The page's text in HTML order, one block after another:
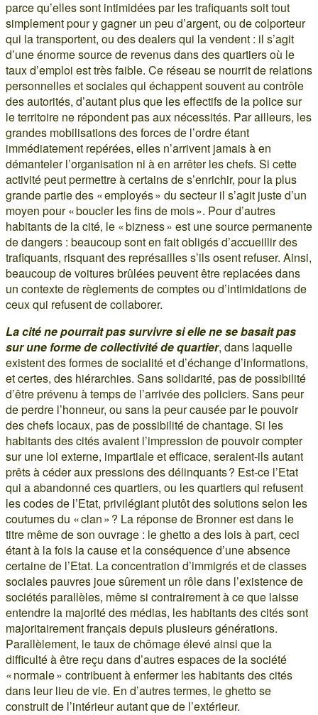
parce qu’elles sont intimidées par les trafiquants soit tout
simplement pour y gagner un peu d’argent, ou de colporteur
qui la transportent, ou des dealers qui la vendent : il s’agit
d’une énorme source de revenus dans des quartiers où le
taux d’emploi est très faible. Ce réseau se nourrit de relations
personnelles et sociales qui échappent souvent au contrôle
des autorités, d’autant plus que les effectifs de la police sur
le territoire ne répondent pas aux nécessités. Par ailleurs, les
grandes mobilisations des forces de l’ordre étant
immédiatement repérées, elles n’arrivent jamais à en
démanteler l’organisation ni à en arrêter les chefs. Si cette
activité peut permettre à certains de s’enrichir, pour la plus
grande partie des « employés » du secteur il s’agit juste d’un
moyen pour « boucler les fins de mois ». Pour d’autres
habitants de la cité, le « bizness » est une source permanente
de dangers : beaucoup sont en fait obligés d’accueillir des
trafiquants, risquant des représailles s’ils osent refuser. Ainsi,
beaucoup de voitures brûlées peuvent être replacées dans
un contexte de règlements de comptes ou d’intimidations de
ceux qui refusent de collaborer.
La cité ne pourrait pas survivre si elle ne se basait pas
sur une forme de collectivité de quartier, dans laquelle
existent des formes de socialité et d’échange d’informations,
et certes, des hiérarchies. Sans solidarité, pas de possibilité
d’être prévenu à temps de l’arrivée des policiers. Sans peur
de perdre l’honneur, ou sans la peur causée par le pouvoir
des chefs locaux, pas de possibilité de chantage. Si les
habitants des cités avaient l’impression de pouvoir compter
sur une loi externe, impartiale et efficace, seraient-ils autant
prêts à céder aux pressions des délinquants ? Est-ce l’Etat
qui a abandonné ces quartiers, ou les quartiers qui refusent
les codes de l’Etat, privilégiant plutôt des solutions selon les
coutumes du « clan » ? La réponse de Bronner est dans le
titre même de son ouvrage : le ghetto a des lois à part, ceci
étant à la fois la cause et la conséquence d’une absence
certaine de l’Etat. La concentration d’immigrés et de classes
sociales pauvres joue sûrement un rôle dans l’existence de
sociétés parallèles, même si contrairement à ce que laisse
entendre la majorité des médias, les habitants des cités sont
majoritairement français depuis plusieurs générations.
Parallèlement, le taux de chômage élevé ainsi que la
difficulté à être reçu dans d’autres espaces de la société
« normale » contribuent à enfermer les habitants des cités
dans leur lieu de vie. En d’autres termes, le ghetto se
construit de l’intérieur autant que de l’extérieur.